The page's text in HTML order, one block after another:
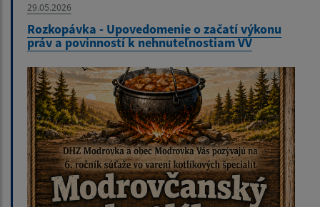
29.05.2026
Rozkopávka - Upovedomenie o začatí výkonu
práv a povinností k nehnuteľnostiam VV